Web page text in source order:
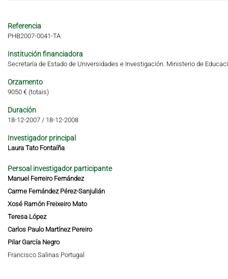
Referencia
PHB2007-0041-TA
Institución financiadora
Secretaría de Estado de Universidades e Investigación. Ministerio de
Orzamento
9050 € (totais)
Duración
18-12-2007 /18-12-2008
Investigador principal
Laura Tato Fontaíña
Persoal investigador participante
Manuel Ferreiro Fernández
Carme Fernández Pérez-Sanjulián
Xosé Ramón Freixeiro Mato
Teresa López
Carlos Paulo Martínez Pereiro
Pilar García Negro
Francisco Salinas Portugal